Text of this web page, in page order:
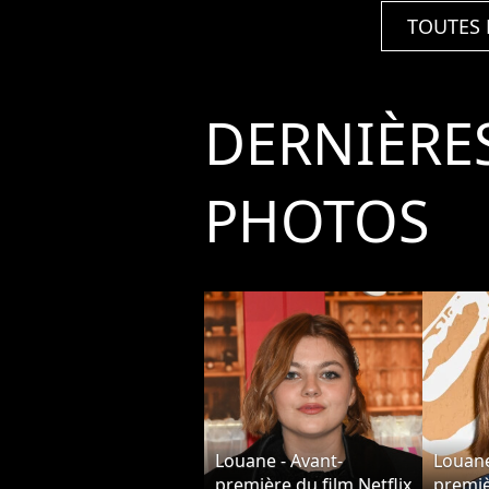
TOUTES
PHOTOS
Louane - Avant-